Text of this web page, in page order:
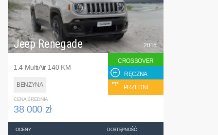
Jeep Renegade
1.4 MultiAir 140 KM
BENZYNA
2015
CROSSOVER
RĘCZNA
PRZEDNI
CENA ŚREDNIA
38 000 zł
OCENY DOSTĘPNOŚĆ